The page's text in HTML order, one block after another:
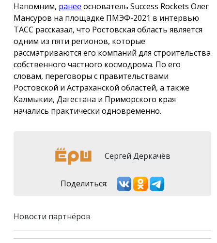
Напомним, ранее основатель Success Rockets Олег
Мансуров на площадке ПМЭФ-2021 в интервью
ТАСС рассказал, что Ростовская область является
одним из пяти регионов, которые
рассматриваются его компаний для строительства
собственного частного космодрома. По его
словам, переговоры с правительствами
Ростовской и Астраханской областей, а также
Калмыкии, Дагестана и Приморского края
начались практически одновременно.
Сергей Деркачёв
Поделиться:
Новости партнёров